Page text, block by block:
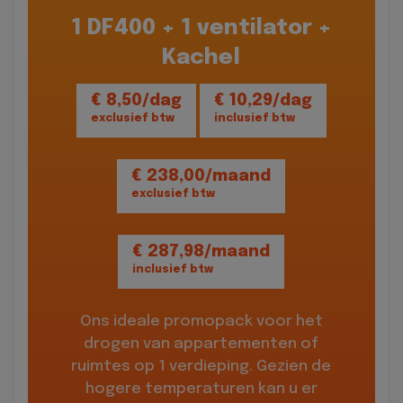
1 DF400 + 1 ventilator +
Kachel
€ 8,50/dag
exclusief btw
€ 10,29/dag
inclusief btw
€ 238,00/maand
exclusief btw
€ 287,98/maand
inclusief btw
Ons ideale promopack voor het
drogen van appartementen of
ruimtes op 1 verdieping. Gezien de
hogere temperaturen kan u er